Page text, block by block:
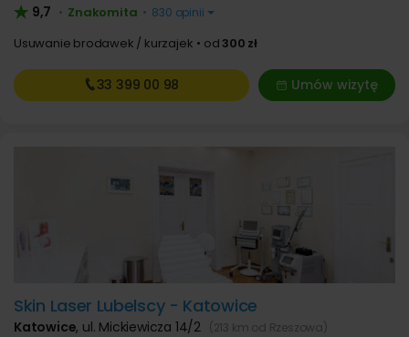
9,7 • Znakomita • 830 opinii
Usuwanie brodawek / kurzajek od 300 zł
Umów wizytę
33 399 00 98
Skin Laser Lubelscy - Katowice
Katowice, ul. Mickiewicza 14/2 (213 km od Rzeszowa)